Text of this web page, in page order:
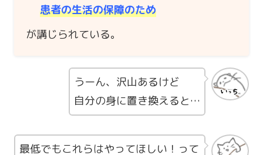
患者の生活の保障のため
が講じられている。
うーん、沢山あるけど
自分の身に置き換えると…
最低でもこれらはやってほしい！って